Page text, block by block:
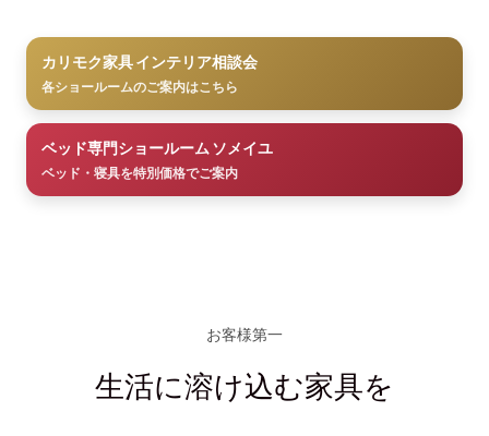
カリモク家具 インテリア相談会
各ショールームのご案内はこちら
ベッド専門ショールーム ソメイユ
ベッド・寝具を特別価格でご案内
お客様第一
生活に溶け込む家具を